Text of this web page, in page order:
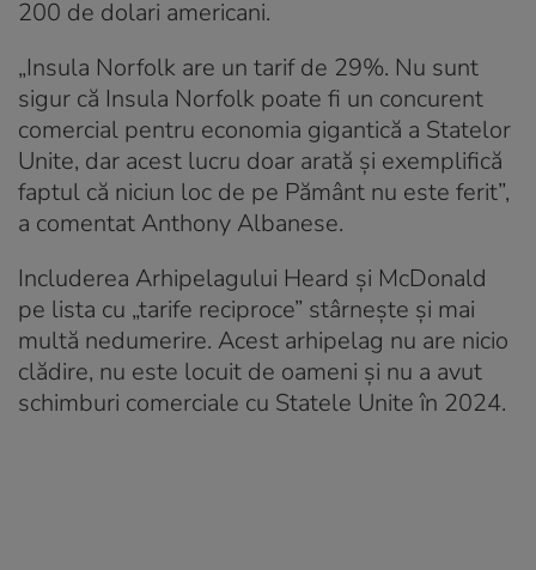
200 de dolari americani.
„Insula Norfolk are un tarif de 29%. Nu sunt
sigur că Insula Norfolk poate fi un concurent
comercial pentru economia gigantică a Statelor
Unite, dar acest lucru doar arată și exemplifică
faptul că niciun loc de pe Pământ nu este ferit”,
a comentat Anthony Albanese.
Includerea Arhipelagului Heard și McDonald
pe lista cu „tarife reciproce” stârnește și mai
multă nedumerire. Acest arhipelag nu are nicio
clădire, nu este locuit de oameni și nu a avut
schimburi comerciale cu Statele Unite în 2024.